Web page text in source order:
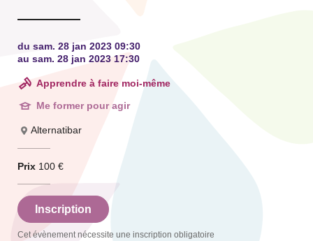
du sam. 28 jan 2023 09:30
au sam. 28 jan 2023 17:30
Apprendre à faire moi-même
Me former pour agir
Alternatibar
Prix 100 €
Inscription
Cet évènement nécessite une inscription obligatoire